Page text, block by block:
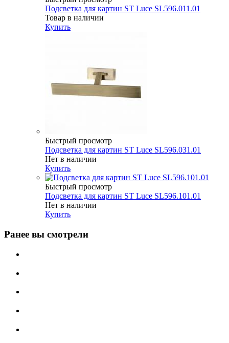
Подсветка для картин ST Luce SL596.011.01
Товар в наличии
Купить
Быстрый просмотр
Подсветка для картин ST Luce SL596.031.01
Нет в наличии
Купить
Быстрый просмотр
Подсветка для картин ST Luce SL596.101.01
Нет в наличии
Купить
Ранее вы смотрели